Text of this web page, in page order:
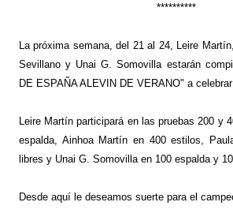
**********
La próxima semana, del 21 al 24, Leire
Sevillano y Unai G. Somovilla estarán
DE ESPAÑA ALEVIN DE VERANO" a
Leire Martín participará en las pruebas 200 y
espalda, Ainhoa Martín en 400 estilos,
libres y Unai G. Somovilla en 100 espalda y
Desde aquí le deseamos suerte para el